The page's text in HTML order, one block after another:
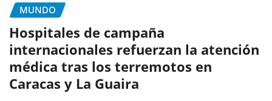
MUNDO
Hospitales de campaña
internacionales refuerzan la atención
médica tras los terremotos en
Caracas y La Guaira